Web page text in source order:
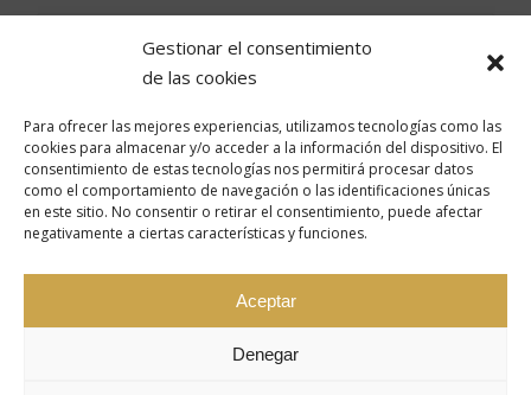
Gestionar el consentimiento
de las cookies
Para ofrecer las mejores experiencias, utilizamos tecnologías como las
cookies para almacenar y/o acceder a la información del dispositivo. El
consentimiento de estas tecnologías nos permitirá procesar datos
como el comportamiento de navegación o las identificaciones únicas
en este sitio. No consentir o retirar el consentimiento, puede afectar
negativamente a ciertas características y funciones.
Aceptar
Denegar
Acepto lostérminos y condicionesde este sitio web.